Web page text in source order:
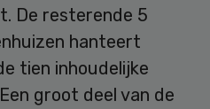
De resterende 5
hanteert
tien inhoudelijke
groot deel van de